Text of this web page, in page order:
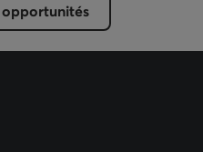
opportunités